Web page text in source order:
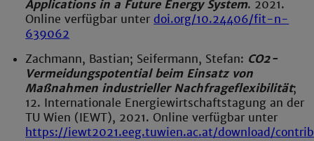
Applications in a Future Energy System. 2021.
Online verfügbar unterdoi.org/10.24406/fit-n-
639062
Zachmann, Bastian; Seifermann, Stefan: CO2-
Vermeidungspotential beim Einsatz von
Maßnahmen industrieller Nachfrageflexibilität;
12. Internationale Energiewirtschaftstagung an der
TU Wien (IEWT), 2021. Online verfügbar unter
https://iewt2021.eeg.tuwien.ac.at/download/